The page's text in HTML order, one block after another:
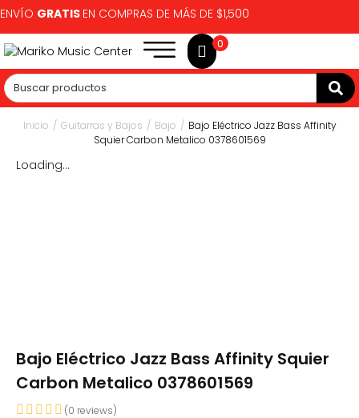
ENVÍO GRATIS EN COMPRAS DE MÁS DE $1,500
0
Inicio / Guitarras y Bajos / Bajo / Bajo Eléctrico Jazz Bass Affinity
Squier Carbon Metalico 0378601569
Loading...
Bajo Eléctrico Jazz Bass Affinity Squier
Carbon Metalico 0378601569
(0 reviews)